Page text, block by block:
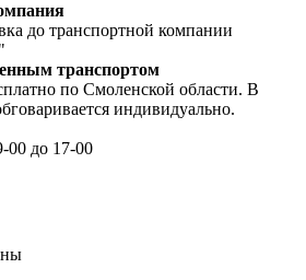
до транспортной компании
транспортом
по Смоленской области. В
индивидуально.
00 до 17-00